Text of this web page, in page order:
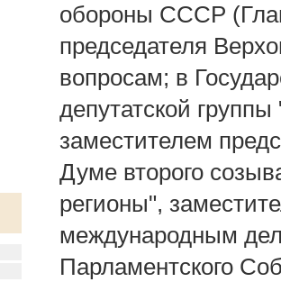
обороны СССР
председателя
вопросам; в
депутатской
заместителем
Думе второго
регионы",
международным
Парламентского